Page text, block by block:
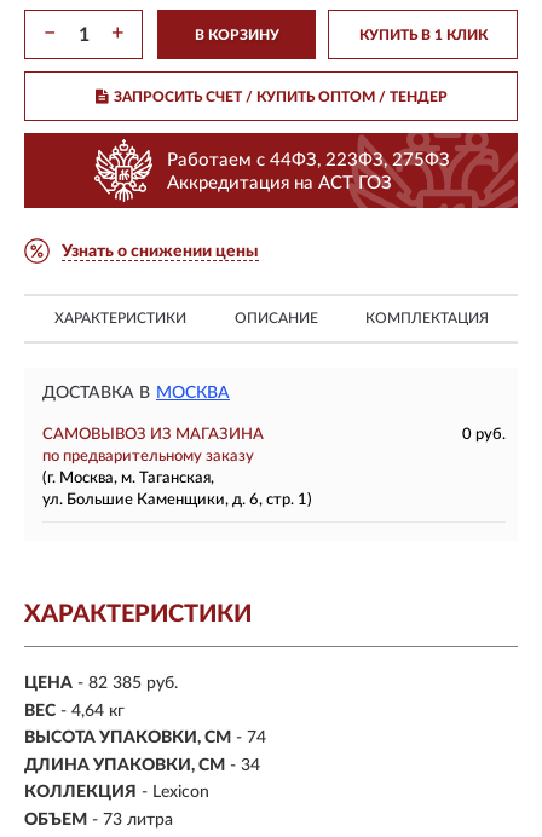
− + В КОРЗИНУ КУПИТЬ В 1 КЛИК
ЗАПРОСИТЬ СЧЕТ / КУПИТЬ ОПТОМ/ ТЕНДЕР
Работаем с 44ФЗ, 223ФЗ, 275ФЗ
Аккредитация на АСТ ГОЗ
Узнать о снижении цены
ХАРАКТЕРИСТИКИ ОПИСАНИЕ КОМПЛЕКТАЦИЯ
ДОСТАВКА В МОСКВА
САМОВЫВОЗ ИЗ МАГАЗИНА
0 руб.
по предварительному заказу
(г. Москва, м. Таганская,
ул. Большие Каменщики, д. 6, стр. 1)
ХАРАКТЕРИСТИКИ
ЦЕНА - 82 385 руб.
ВЕС - 4,64 кг
ВЫСОТА УПАКОВКИ, СМ - 74
ДЛИНА УПАКОВКИ, СМ - 34
КОЛЛЕКЦИЯ - Lexicon
ОБЪЕМ - 73 литра